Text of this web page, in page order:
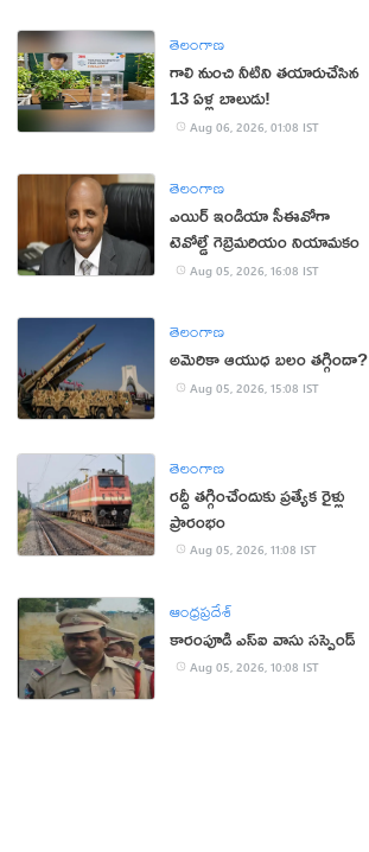
తెలంగాణ
గాలి నుంచి నీటిని తయారుచేసిన
13 ఏళ్ల బాలుడు!
Aug 06, 2026, 01:08 IST
తెలంగాణ
ఎయిర్ ఇండియా సీఈవోగా
టెవోల్డే గెబ్రెమరియం నియామకం
Aug 05, 2026, 16:08 IST
తెలంగాణ
అమెరికా ఆయుధ బలం తగ్గిందా?
Aug 05, 2026, 15:08 IST
తెలంగాణ
రద్దీ తగ్గించేందుకు ప్రత్యేక రైళ్లు
ప్రారంభం
Aug 05, 2026, 11:08 IST
ఆంధ్రప్రదేశ్
కారంపూడి ఎస్ఐ వాసు స‌స్పెండ్‌
Aug 05, 2026, 10:08 IST